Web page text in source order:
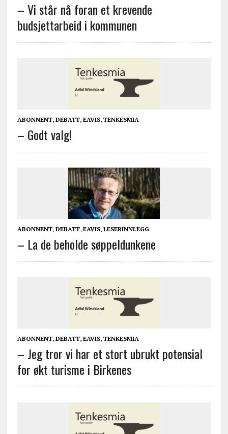
– Vi står nå foran et krevende
budsjettarbeid i kommunen
ABONNENT, DEBATT, EAVIS, TENKESMIA
– Godt valg!
ABONNENT, DEBATT, EAVIS, LESERINNLEGG
– La de beholde søppeldunkene
ABONNENT, DEBATT, EAVIS, TENKESMIA
– Jeg tror vi har et stort ubrukt potensial
for økt turisme i Birkenes